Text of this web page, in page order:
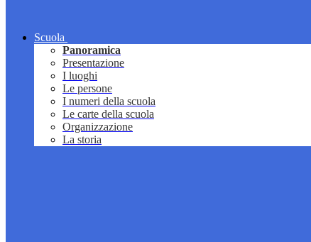
Scuola
Panoramica
Presentazione
I luoghi
Le persone
I numeri della scuola
Le carte della scuola
Organizzazione
La storia